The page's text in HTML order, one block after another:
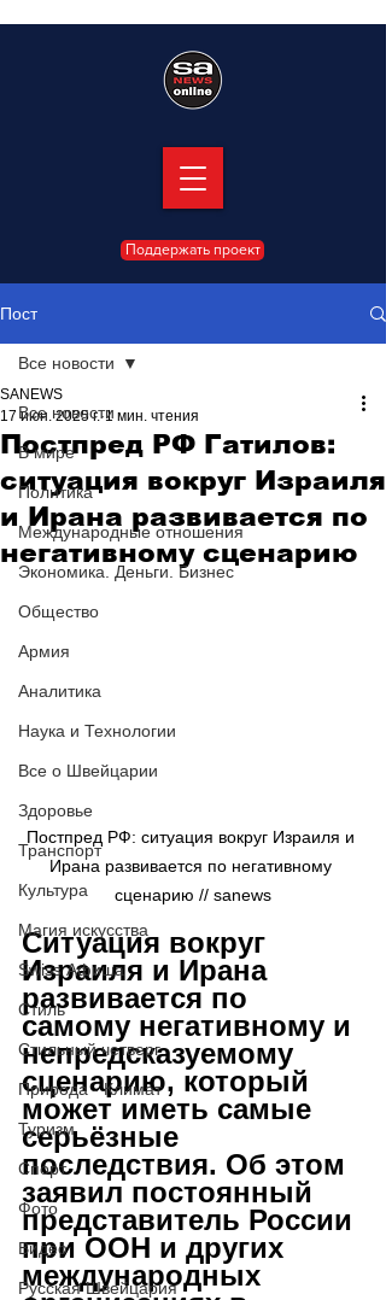
Поддержать проект
Пост
Все новости
В мире
Политика
Международные отношения
Экономика. Деньги. Бизнес
Общество
Армия
Аналитика
Наука и Технологии
Все о Швейцарии
Здоровье
Транспорт
Культура
Магия искусства
Swiss Афиша
Стиль
Стильный четверг
Природа - Климат
Туризм
Спорт
Фото
Видео
Русская Швейцария
Все новости
Постпред РФ Гатилов:
ситуация вокруг Израиля
и Ирана развивается по
негативному сценарию
SANEWS
17 июн. 2025 г. 1 мин. чтения
Постпред РФ: ситуация вокруг Израиля и
Ирана развивается по негативному
сценарию // sanews
Ситуация вокруг
Израиля и Ирана
развивается по
самому негативному и
непредсказуемому
сценарию, который
может иметь самые
серьёзные
последствия. Об этом
заявил постоянный
представитель России
при ООН и других
международных